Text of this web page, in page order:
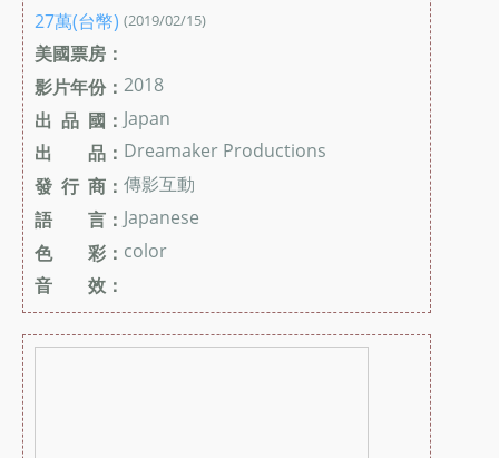
27萬(台幣) (2019/02/15)
美國票房：
影片年份： 2018
出 品 國：Japan
出 品： Dreamaker Productions
發 行 商： 傳影互動
語 言：Japanese
色 彩： color
音 效：